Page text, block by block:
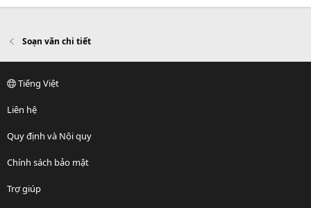
Soạn văn chi tiết
Tiếng Việt
Liên hệ
Quy định và Nội quy
Chính sách bảo mật
Trợ giúp